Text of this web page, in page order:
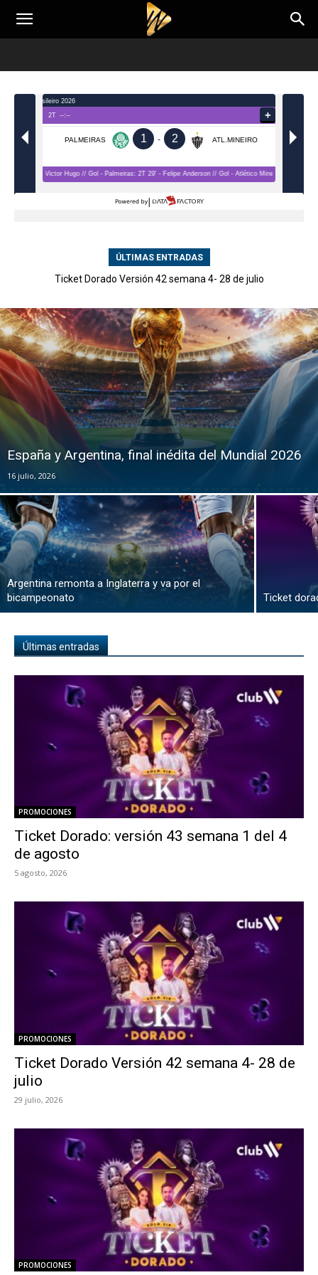
ÚLTIMAS ENTRADAS
Ticket Dorado Versión 42 semana 4- 28 de julio
Ticket dorado 42 Wplay.co: Ganadores Semana 3
España y Argentina, final inédita del Mundial 2026
16 julio, 2026
Argentina remonta a Inglaterra y va por el
bicampeonato
Ticket
Últimas entradas
PROMOCIONES
Ticket Dorado: versión 43 semana 1 del 4
de agosto
5 agosto, 2026
PROMOCIONES
Ticket Dorado Versión 42 semana 4- 28 de
julio
29 julio, 2026
PROMOCIONES